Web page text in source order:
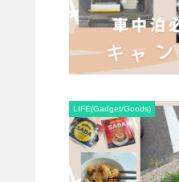
LIFE(Gadget/Goods)